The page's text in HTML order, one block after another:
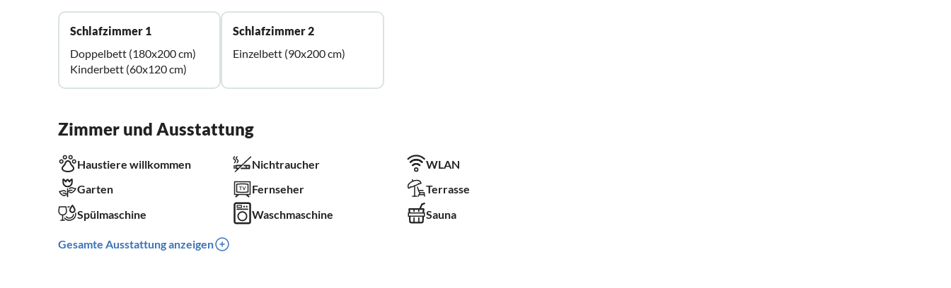
Schlafzimmer 1
Doppelbett (180x200 cm)
Kinderbett (60x120 cm)
Schlafzimmer 2
Einzelbett (90x200 cm)
Zimmer und Ausstattung
Haustiere willkommen Nichtraucher
WLAN
Garten
Fernseher
Terrasse
Spülmaschine
Waschmaschine Sauna
Gesamte Ausstattung anzeigen